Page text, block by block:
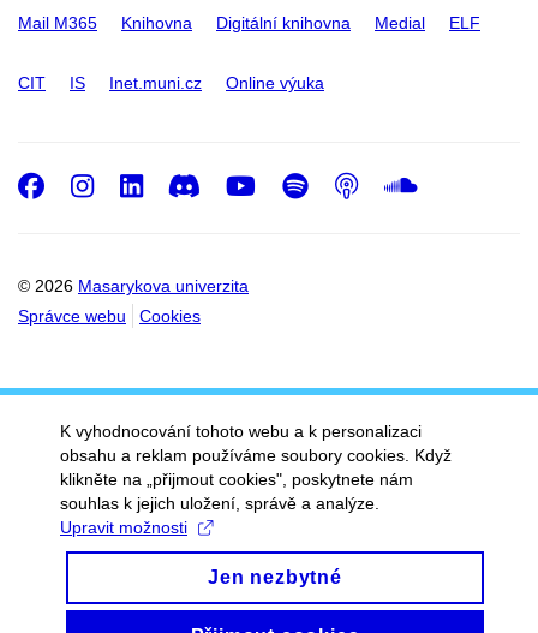
Mail M365 Knihovna Digitální knihovna Medial ELF
CIT IS Inet.muni.cz Online výuka
© 2026 Masarykova univerzita
Správce webu
Cookies
Facebook
Instagram
LinkedIn
DiscordYoutube
Spotify
Podcast
K vyhodnocování tohoto webu a k personalizaci
obsahu a reklam používáme soubory cookies. Když
klikněte na „přijmout cookies", poskytnete nám
souhlas k jejich uložení, správě a analýze.
Upravit možnosti
Jen nezbytné